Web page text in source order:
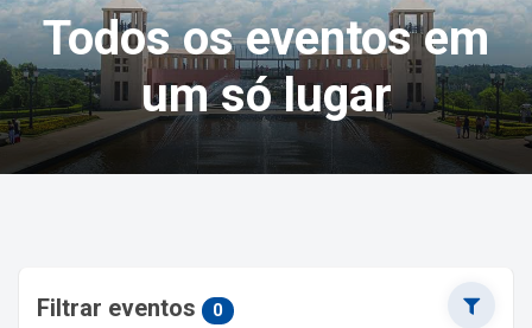
SECRETARIAS
Todos os eventos em
um só lugar
Filtrar eventos 0